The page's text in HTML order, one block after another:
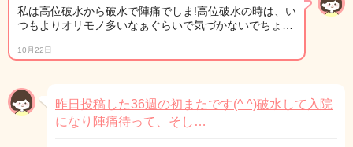
私は高位破水から破水で陣痛でしま!高位破水の時は、い
つもよりオリモノ多いなぁぐらいで気づかないでちょ…
10月22日
昨日投稿した36週の初またです(^ ^)破水して入院
になり陣痛待って、そし…